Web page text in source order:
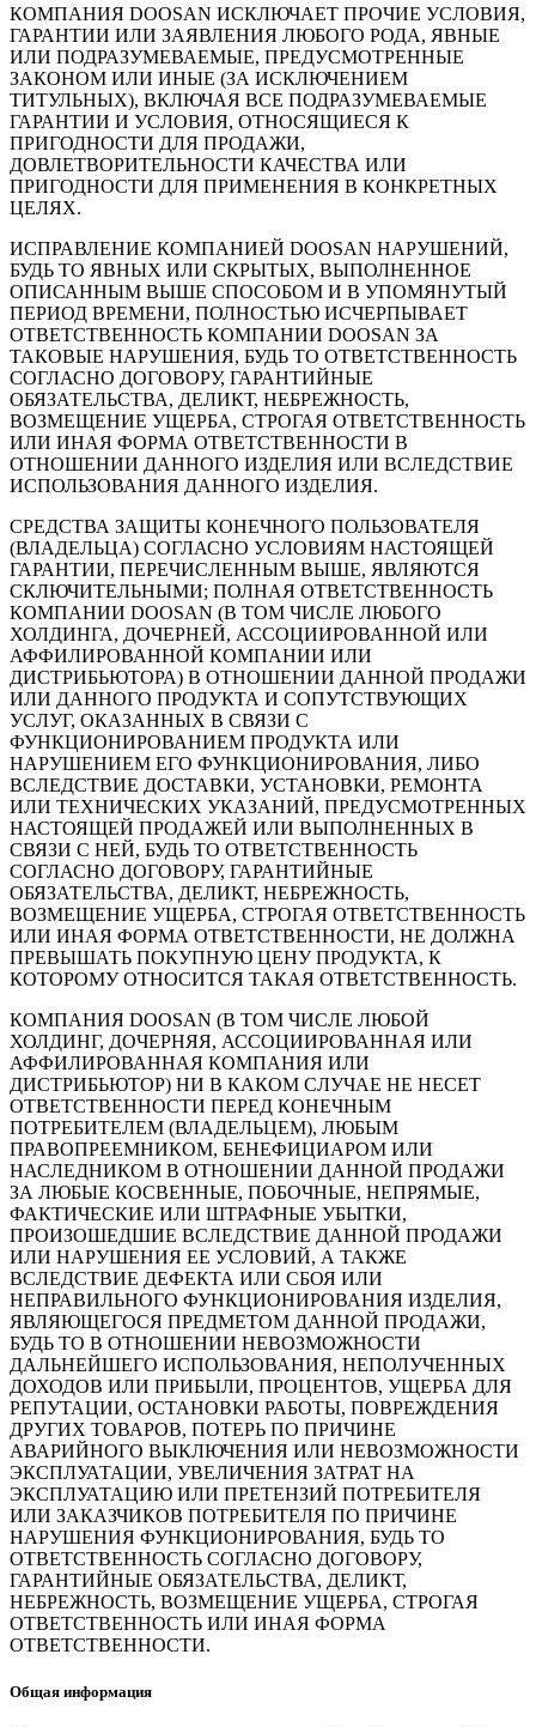
КОМПАНИЯ DOOSAN ИСКЛЮЧАЕТ ПРОЧИЕ УСЛОВИЯ,
ГАРАНТИИ ИЛИ ЗАЯВЛЕНИЯ ЛЮБОГО РОДА, ЯВНЫЕ
ИЛИ ПОДРАЗУМЕВАЕМЫЕ, ПРЕДУСМОТРЕННЫЕ
ЗАКОНОМ ИЛИ ИНЫЕ (ЗА ИСКЛЮЧЕНИЕМ
ТИТУЛЬНЫХ), ВКЛЮЧАЯ ВСЕ ПОДРАЗУМЕВАЕМЫЕ
ГАРАНТИИ И УСЛОВИЯ, ОТНОСЯЩИЕСЯ К
ПРИГОДНОСТИ ДЛЯ ПРОДАЖИ,
ДОВЛЕТВОРИТЕЛЬНОСТИ КАЧЕСТВА ИЛИ
ПРИГОДНОСТИ ДЛЯ ПРИМЕНЕНИЯ В КОНКРЕТНЫХ
ЦЕЛЯХ.
ИСПРАВЛЕНИЕ КОМПАНИЕЙ DOOSAN НАРУШЕНИЙ,
БУДЬ ТО ЯВНЫХ ИЛИ СКРЫТЫХ, ВЫПОЛНЕННОЕ
ОПИСАННЫМ ВЫШЕ СПОСОБОМ И В УПОМЯНУТЫЙ
ПЕРИОД ВРЕМЕНИ, ПОЛНОСТЬЮ ИСЧЕРПЫВАЕТ
ОТВЕТСТВЕННОСТЬ КОМПАНИИ DOOSAN ЗА
ТАКОВЫЕ НАРУШЕНИЯ, БУДЬ ТО ОТВЕТСТВЕННОСТЬ
СОГЛАСНО ДОГОВОРУ, ГАРАНТИЙНЫЕ
ОБЯЗАТЕЛЬСТВА, ДЕЛИКТ, НЕБРЕЖНОСТЬ,
ВОЗМЕЩЕНИЕ УЩЕРБА, СТРОГАЯ ОТВЕТСТВЕННОСТЬ
ИЛИ ИНАЯ ФОРМА ОТВЕТСТВЕННОСТИ В
ОТНОШЕНИИ ДАННОГО ИЗДЕЛИЯ ИЛИ ВСЛЕДСТВИЕ
ИСПОЛЬЗОВАНИЯ ДАННОГО ИЗДЕЛИЯ.
СРЕДСТВА ЗАЩИТЫ КОНЕЧНОГО ПОЛЬЗОВАТЕЛЯ
(ВЛАДЕЛЬЦА) СОГЛАСНО УСЛОВИЯМ НАСТОЯЩЕЙ
ГАРАНТИИ, ПЕРЕЧИСЛЕННЫМ ВЫШЕ, ЯВЛЯЮТСЯ
СКЛЮЧИТЕЛЬНЫМИ; ПОЛНАЯ ОТВЕТСТВЕННОСТЬ
КОМПАНИИ DOOSAN (В ТОМ ЧИСЛЕ ЛЮБОГО
ХОЛДИНГА, ДОЧЕРНЕЙ, АССОЦИИРОВАННОЙ ИЛИ
АФФИЛИРОВАННОЙ КОМПАНИИ ИЛИ
ДИСТРИБЬЮТОРА) В ОТНОШЕНИИ ДАННОЙ ПРОДАЖИ
ИЛИ ДАННОГО ПРОДУКТА И СОПУТСТВУЮЩИХ
УСЛУГ, ОКАЗАННЫХ В СВЯЗИ С
ФУНКЦИОНИРОВАНИЕМ ПРОДУКТА ИЛИ
НАРУШЕНИЕМ ЕГО ФУНКЦИОНИРОВАНИЯ, ЛИБО
ВСЛЕДСТВИЕ ДОСТАВКИ, УСТАНОВКИ, РЕМОНТА
ИЛИ ТЕХНИЧЕСКИХ УКАЗАНИЙ, ПРЕДУСМОТРЕННЫХ
НАСТОЯЩЕЙ ПРОДАЖЕЙ ИЛИ ВЫПОЛНЕННЫХ В
СВЯЗИ С НЕЙ, БУДЬ ТО ОТВЕТСТВЕННОСТЬ
СОГЛАСНО ДОГОВОРУ, ГАРАНТИЙНЫЕ
ОБЯЗАТЕЛЬСТВА, ДЕЛИКТ, НЕБРЕЖНОСТЬ,
ВОЗМЕЩЕНИЕ УЩЕРБА, СТРОГАЯ ОТВЕТСТВЕННОСТЬ
ИЛИ ИНАЯ ФОРМА ОТВЕТСТВЕННОСТИ, НЕ ДОЛЖНА
ПРЕВЫШАТЬ ПОКУПНУЮ ЦЕНУ ПРОДУКТА, К
КОТОРОМУ ОТНОСИТСЯ ТАКАЯ ОТВЕТСТВЕННОСТЬ.
КОМПАНИЯ DOOSAN (В ТОМ ЧИСЛЕ ЛЮБОЙ
ХОЛДИНГ, ДОЧЕРНЯЯ, АССОЦИИРОВАННАЯ ИЛИ
АФФИЛИРОВАННАЯ КОМПАНИЯ ИЛИ
ДИСТРИБЬЮТОР) НИ В КАКОМ СЛУЧАЕ НЕ НЕСЕТ
ОТВЕТСТВЕННОСТИ ПЕРЕД КОНЕЧНЫМ
ПОТРЕБИТЕЛЕМ (ВЛАДЕЛЬЦЕМ), ЛЮБЫМ
ПРАВОПРЕЕМНИКОМ, БЕНЕФИЦИАРОМ ИЛИ
НАСЛЕДНИКОМ В ОТНОШЕНИИ ДАННОЙ ПРОДАЖИ
ЗА ЛЮБЫЕ КОСВЕННЫЕ, ПОБОЧНЫЕ, НЕПРЯМЫЕ,
ФАКТИЧЕСКИЕ ИЛИ ШТРАФНЫЕ УБЫТКИ,
ПРОИЗОШЕДШИЕ ВСЛЕДСТВИЕ ДАННОЙ ПРОДАЖИ
ИЛИ НАРУШЕНИЯ ЕЕ УСЛОВИЙ, А ТАКЖЕ
ВСЛЕДСТВИЕ ДЕФЕКТА ИЛИ СБОЯ ИЛИ
НЕПРАВИЛЬНОГО ФУНКЦИОНИРОВАНИЯ ИЗДЕЛИЯ,
ЯВЛЯЮЩЕГОСЯ ПРЕДМЕТОМ ДАННОЙ ПРОДАЖИ,
БУДЬ ТО В ОТНОШЕНИИ НЕВОЗМОЖНОСТИ
ДАЛЬНЕЙШЕГО ИСПОЛЬЗОВАНИЯ, НЕПОЛУЧЕННЫХ
ДОХОДОВ ИЛИ ПРИБЫЛИ, ПРОЦЕНТОВ, УЩЕРБА ДЛЯ
РЕПУТАЦИИ, ОСТАНОВКИ РАБОТЫ, ПОВРЕЖДЕНИЯ
ДРУГИХ ТОВАРОВ, ПОТЕРЬ ПО ПРИЧИНЕ
АВАРИЙНОГО ВЫКЛЮЧЕНИЯ ИЛИ НЕВОЗМОЖНОСТИ
ЭКСПЛУАТАЦИИ, УВЕЛИЧЕНИЯ ЗАТРАТ НА
ЭКСПЛУАТАЦИЮ ИЛИ ПРЕТЕНЗИЙ ПОТРЕБИТЕЛЯ
ИЛИ ЗАКАЗЧИКОВ ПОТРЕБИТЕЛЯ ПО ПРИЧИНЕ
НАРУШЕНИЯ ФУНКЦИОНИРОВАНИЯ, БУДЬ ТО
ОТВЕТСТВЕННОСТЬ СОГЛАСНО ДОГОВОРУ,
ГАРАНТИЙНЫЕ ОБЯЗАТЕЛЬСТВА, ДЕЛИКТ,
НЕБРЕЖНОСТЬ, ВОЗМЕЩЕНИЕ УЩЕРБА, СТРОГАЯ
ОТВЕТСТВЕННОСТЬ ИЛИ ИНАЯ ФОРМА
ОТВЕТСТВЕННОСТИ.
Общая информация